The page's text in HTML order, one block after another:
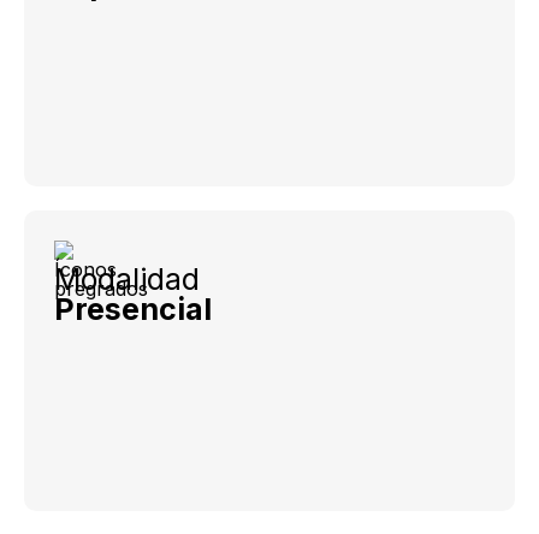
Modalidad
Presencial